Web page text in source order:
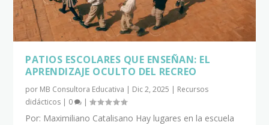
PATIOS ESCOLARES QUE ENSEÑAN: EL
APRENDIZAJE OCULTO DEL RECREO
por MB Consultora Educativa | Dic 2, 2025 | Recursos
didácticos | 0 |
Por: Maximiliano Catalisano Hay lugares en la escuela